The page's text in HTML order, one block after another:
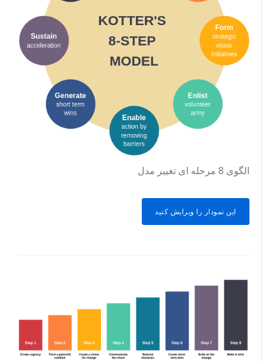
الگوی 8 مرحله ای تغییر مدل
این نمودار را ویرایش کنید